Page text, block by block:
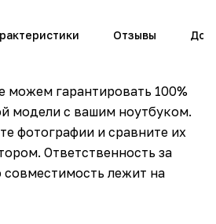
Отзывы
гарантировать 100%
модели с вашим ноутбуком.
фотографии и сравните их
Ответственность за
совместимость лежит на